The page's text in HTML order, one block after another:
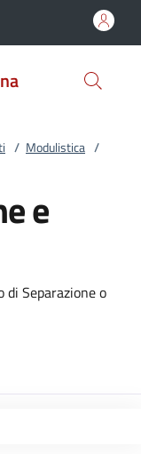
/ Modulistica /
e
di Separazione o